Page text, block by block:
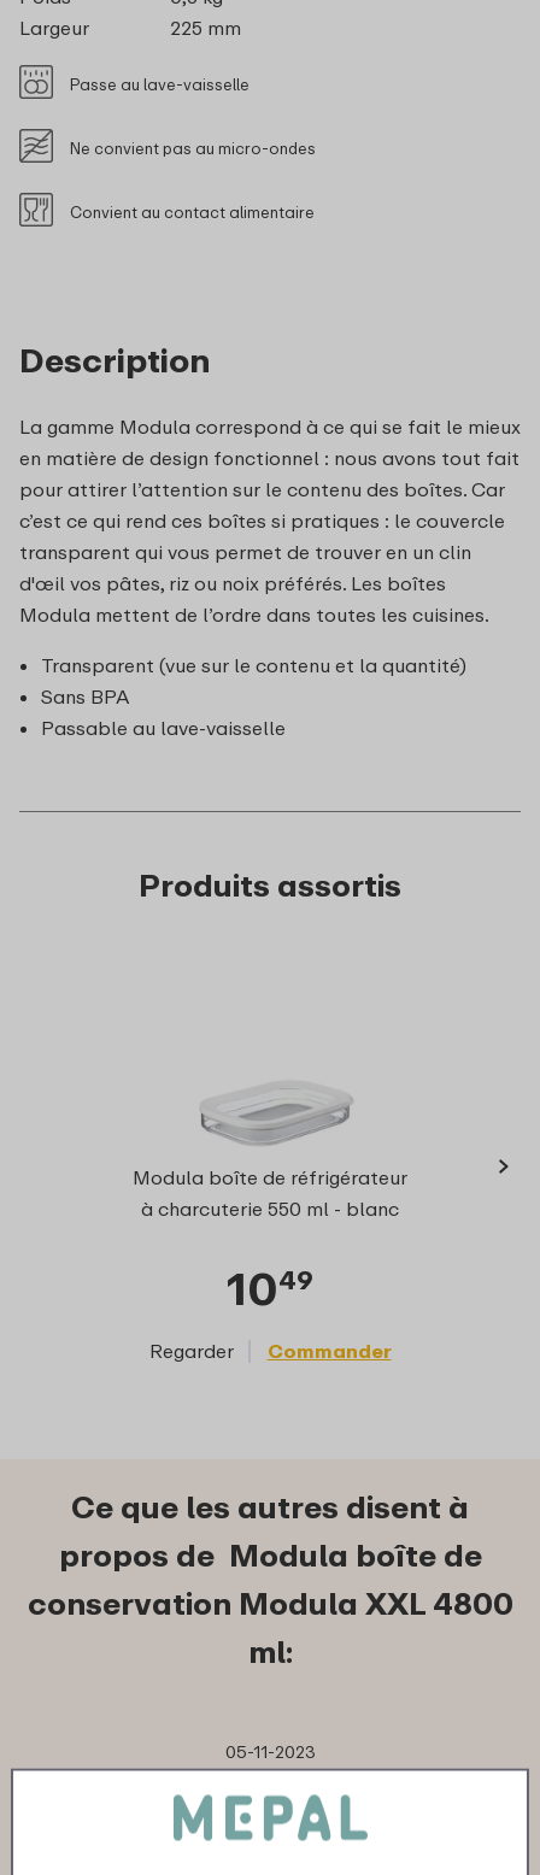
Description
La gamme Modula correspond à ce qui se fait le mieux
en matière de design fonctionnel : nous avons tout fait
pour attirer l’attention sur le contenu des boîtes. Car
c’est ce qui rend ces boîtes si pratiques : le couvercle
transparent qui vous permet de trouver en un clin
d'œil vos pâtes, riz ou noix préférés. Les boîtes
Modula mettent de l’ordre dans toutes les cuisines.
Transparent (vue sur le contenu et la quantité)
Sans BPA
Passable au lave-vaisselle
Largeur
225 mm
Passe au lave-vaisselle
Ne convient pas au micro-ondes
Convient au contact alimentaire
Produits assortis
Modula boîte de réfrigérateur
à charcuterie 550 ml - blanc
1049
Regarder Commander
›
Ce que les autres disent à
propos de Modula boîte de
conservation Modula XXL 4800
ml:
05-11-2023
"Hij was te groot heb hem retour